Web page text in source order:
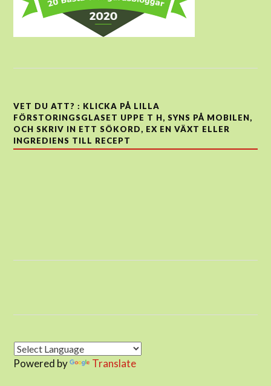
VET DU ATT? : KLICKA PÅ LILLA
FÖRSTORINGSGLASET UPPE T H, SYNS PÅ MOBILEN,
OCH SKRIV IN ETT SÖKORD, EX EN VÄXT ELLER
INGREDIENS TILL RECEPT
Powered by Translate